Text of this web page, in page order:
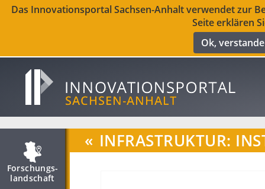
Das Innovationsportal Sachsen-Anhalt verwendet zur
Seite erklären
Ok,
Forschungs­
landschaft
« INFRASTRUKTUR: